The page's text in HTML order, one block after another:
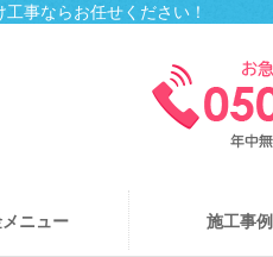
事ならお任せください！
ニュー 施工事例